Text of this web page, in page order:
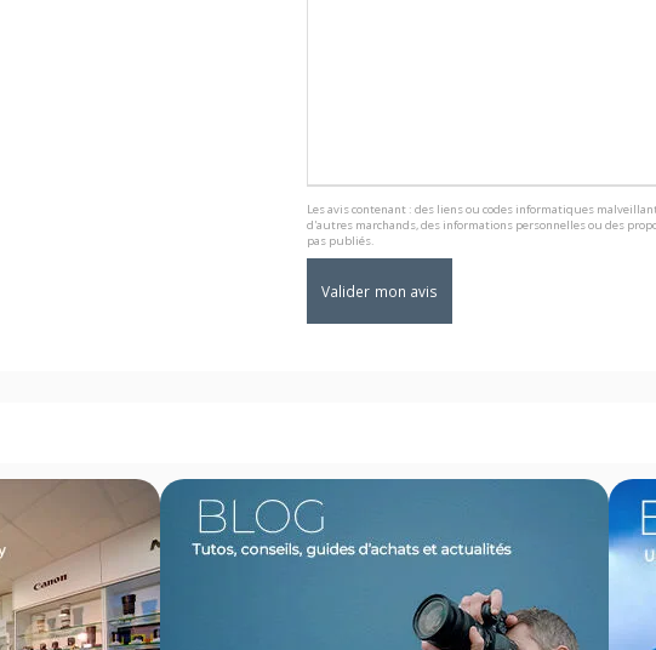
Les avis contenant : des liens ou codes informatiques
d'autres marchands, des informations personnelles ou des
pas publiés.